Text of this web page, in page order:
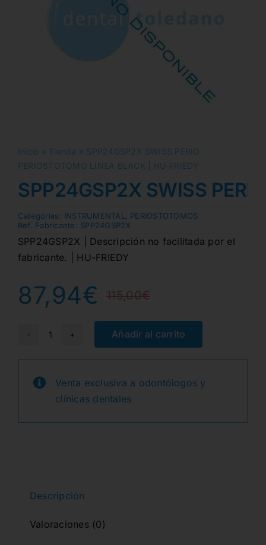
Inicio » Tienda » SPP24GSP2X SWISS PERIO
PERIOSTOTOMO LINEA BLACK | HU-FRIEDY
SPP24GSP2X SWISS
Categorias: INSTRUMENTAL
PERIOSTOTOMOS
Ref. Fabricante: SPP24GSP2X
SPP24GSP2X | Descripción no facilitada por el
fabricante. | HU-FRIEDY
115,00€El
precio
original
era:
115,00€.
87,94€
El
precio
actual
es:
87,94€.
SPP24GSP2X
SWISS
PERIOSTOTOMO
LINEA
BLACK
Añadir al carrito
Venta exclusiva a odontólogos y
clínicas dentales
Descripción
Valoraciones (0)